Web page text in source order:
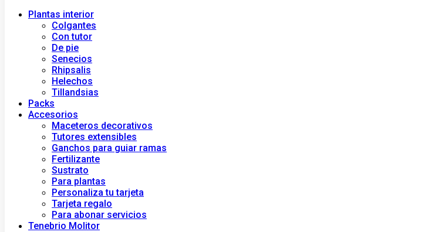
Plantas interior
Colgantes
Con tutor
De pie
Senecios
Rhipsalis
Helechos
Tillandsias
Packs
Accesorios
Maceteros decorativos
Tutores extensibles
Ganchos para guiar ramas
Fertilizante
Sustrato
Para plantas
Personaliza tu tarjeta
Tarjeta regalo
Para abonar servicios
Tenebrio Molitor